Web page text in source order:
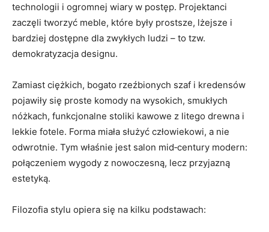
technologii i ogromnej wiary w postęp. Projektanci
zaczęli tworzyć meble, które były prostsze, lżejsze i
bardziej dostępne dla zwykłych ludzi – to tzw.
demokratyzacja designu.
Zamiast ciężkich, bogato rzeźbionych szaf i kredensów
pojawiły się proste komody na wysokich, smukłych
nóżkach, funkcjonalne stoliki kawowe z litego drewna i
lekkie fotele. Forma miała służyć człowiekowi, a nie
odwrotnie. Tym właśnie jest salon mid‑century modern:
połączeniem wygody z nowoczesną, lecz przyjazną
estetyką.
Filozofia stylu opiera się na kilku podstawach: